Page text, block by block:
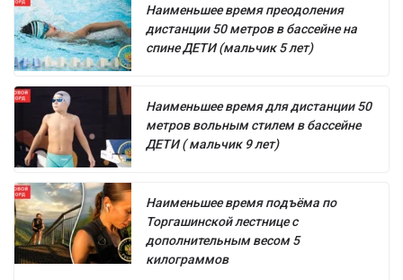
Наименьшее время преодоления
дистанции 50 метров в бассейне на
спине ДЕТИ (мальчик 5 лет)
Наименьшее время для дистанции 50
метров вольным стилем в бассейне
ДЕТИ ( мальчик 9 лет)
Наименьшее время подъёма по
Торгашинской лестнице с
дополнительным весом 5
килограммов